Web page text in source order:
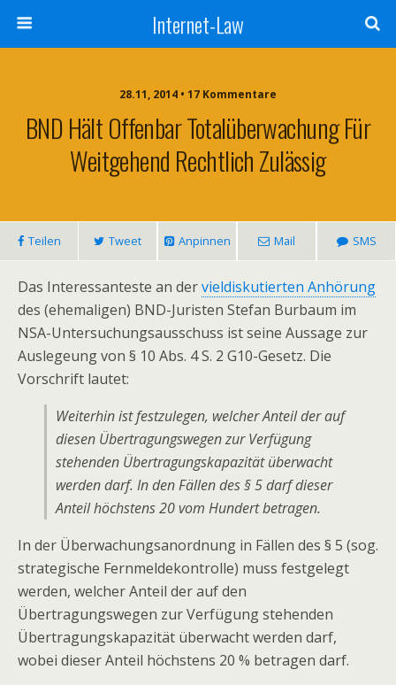
Internet-Law
28.11, 2014 • 17 Kommentare
BND Hält Offenbar Totalüberwachung Für
Weitgehend Rechtlich Zulässig
Teilen Tweet Anpinnen Mail SMS
Das Interessanteste an dervieldiskutierten Anhörung
des (ehemaligen) BND-Juristen Stefan Burbaum im
NSA-Untersuchungsausschuss ist seine Aussage zur
Auslegeung von § 10 Abs. 4 S. 2 G10-Gesetz. Die
Vorschrift lautet:
Weiterhin ist festzulegen, welcher Anteil der auf
diesen Übertragungswegen zur Verfügung
stehenden Übertragungskapazität überwacht
werden darf. In den Fällen des § 5 darf dieser
Anteil höchstens 20 vom Hundert betragen.
In der Überwachungsanordnung in Fällen des § 5 (sog.
strategische Fernmeldekontrolle) muss festgelegt
werden, welcher Anteil der auf den
Übertragungswegen zur Verfügung stehenden
Übertragungskapazität überwacht werden darf,
wobei dieser Anteil höchstens 20 % betragen darf.